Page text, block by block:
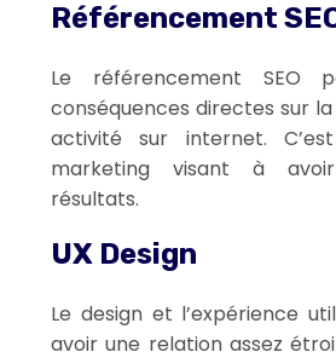
Référencement
Le référencement SEO
conséquences directes sur
activité sur internet.
marketing visant à
résultats.
UX Design
Le design et l’expérience
avoir une relation assez